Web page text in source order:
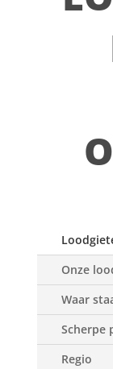
Onze
Waar
Scherpe
Regio